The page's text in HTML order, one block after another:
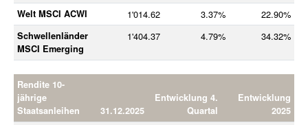
Welt MSCI ACWI 1'014.62 3.37% 22.90%
Schwellenländer
MSCI Emerging
1'404.37 4.79% 34.32%
Rendite 10-
jährige
Staatsanleihen
31.12.2025
Entwicklung 4.
Quartal
Entwicklung
2025